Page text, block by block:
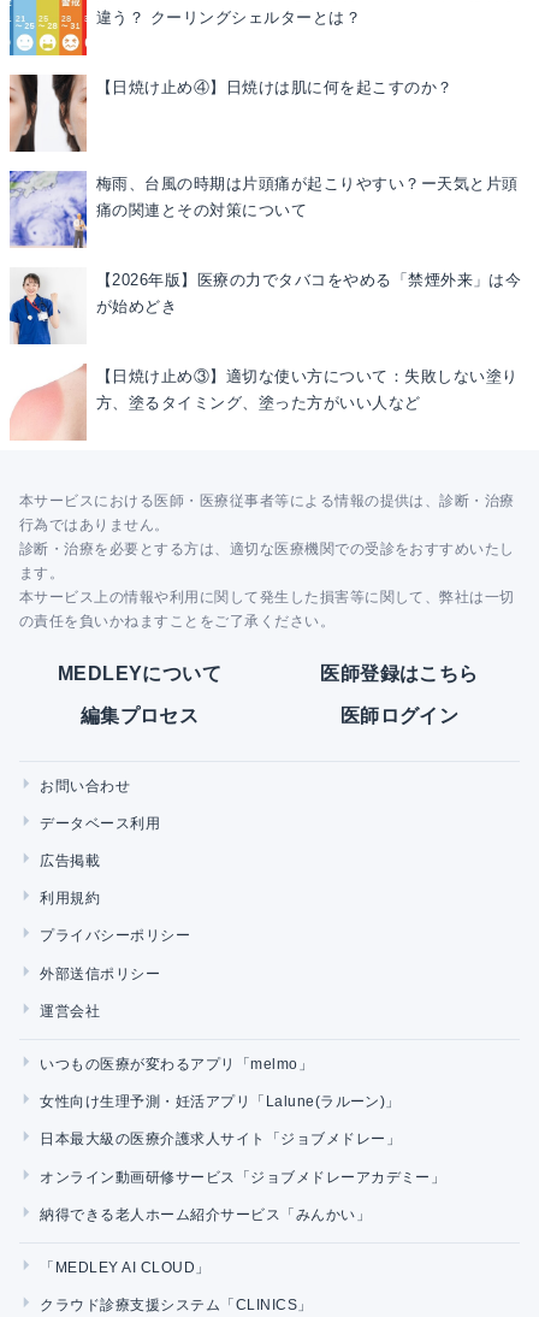
違う？ クーリングシェルターとは？
【日焼け止め④】日焼けは肌に何を起こすのか？
梅雨、台風の時期は片頭痛が起こりやすい？ー天気と片頭
痛の関連とその対策について
【2026年版】医療の力でタバコをやめる「禁煙外来」は今
が始めどき
【日焼け止め③】適切な使い方について：失敗しない塗り
方、塗るタイミング、塗った方がいい人など
本サービスにおける医師・医療従事者等による情報の提供は、診断・治療
行為ではありません。
診断・治療を必要とする方は、適切な医療機関での受診をおすすめいたし
ます。
本サービス上の情報や利用に関して発生した損害等に関して、弊社は一切
の責任を負いかねますことをご了承ください。
MEDLEYについて 医師登録はこちら
編集プロセス 医師ログイン
お問い合わせ
データベース利用
広告掲載
利用規約
プライバシーポリシー
外部送信ポリシー
運営会社
いつもの医療が変わるアプリ「melmo」
女性向け生理予測・妊活アプリ「Lalune(ラルーン)」
日本最大級の医療介護求人サイト「ジョブメドレー」
オンライン動画研修サービス「ジョブメドレーアカデミー」
納得できる老人ホーム紹介サービス「みんかい」
「MEDLEY AI CLOUD」
クラウド診療支援システム「CLINICS」